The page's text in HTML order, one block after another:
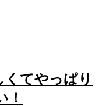
くてやっぱり
！